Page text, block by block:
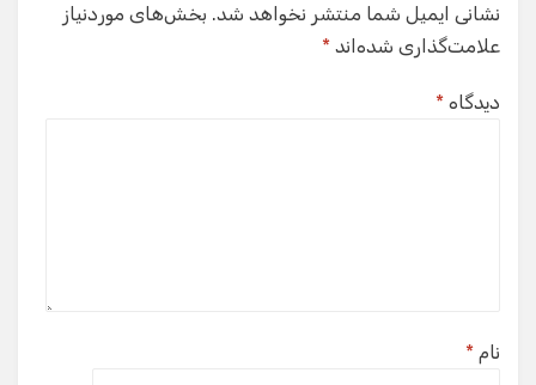
نشانی ایمیل شما منتشر نخواهد شد. بخش‌های موردنیاز
علامت‌گذاری شده‌اند *
دیدگاه *
نام *